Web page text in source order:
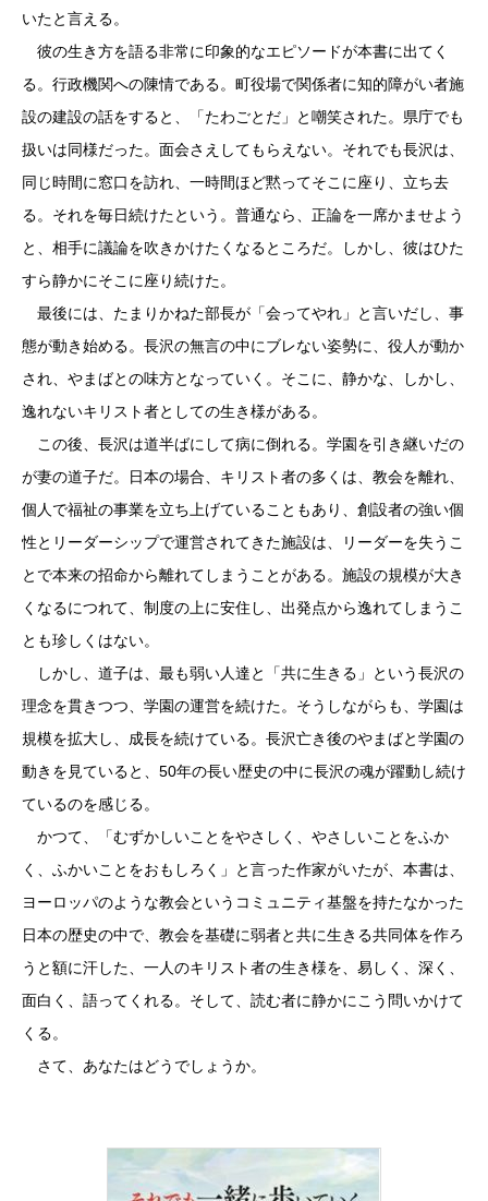
いたと言える。
彼の生き方を語る非常に印象的なエピソードが本書に出てく
る。行政機関への陳情である。町役場で関係者に知的障がい者施
設の建設の話をすると、「たわごとだ」と嘲笑された。県庁でも
扱いは同様だった。面会さえしてもらえない。それでも長沢は、
同じ時間に窓口を訪れ、一時間ほど黙ってそこに座り、立ち去
る。それを毎日続けたという。普通なら、正論を一席かませよう
と、相手に議論を吹きかけたくなるところだ。しかし、彼はひた
すら静かにそこに座り続けた。
最後には、たまりかねた部長が「会ってやれ」と言いだし、事
態が動き始める。長沢の無言の中にブレない姿勢に、役人が動か
され、やまばとの味方となっていく。そこに、静かな、しかし、
逸れないキリスト者としての生き様がある。
この後、長沢は道半ばにして病に倒れる。学園を引き継いだの
が妻の道子だ。日本の場合、キリスト者の多くは、教会を離れ、
個人で福祉の事業を立ち上げていることもあり、創設者の強い個
性とリーダーシップで運営されてきた施設は、リーダーを失うこ
とで本来の招命から離れてしまうことがある。施設の規模が大き
くなるにつれて、制度の上に安住し、出発点から逸れてしまうこ
とも珍しくはない。
しかし、道子は、最も弱い人達と「共に生きる」という長沢の
理念を貫きつつ、学園の運営を続けた。そうしながらも、学園は
規模を拡大し、成長を続けている。長沢亡き後のやまばと学園の
動きを見ていると、50年の長い歴史の中に長沢の魂が躍動し続け
ているのを感じる。
かつて、「むずかしいことをやさしく、やさしいことをふか
く、ふかいことをおもしろく」と言った作家がいたが、本書は、
ヨーロッパのような教会というコミュニティ基盤を持たなかった
日本の歴史の中で、教会を基礎に弱者と共に生きる共同体を作ろ
うと額に汗した、一人のキリスト者の生き様を、易しく、深く、
面白く、語ってくれる。そして、読む者に静かにこう問いかけて
くる。
さて、あなたはどうでしょうか。